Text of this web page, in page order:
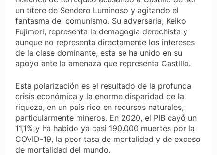
un títere de Sendero Luminoso y agitando el
fantasma del comunismo. Su adversaria, Keiko
Fujimori, representa la demagogia derechista y
aunque no representa directamente los intereses
de la clase dominante, esta se ha unido en su
apoyo ante la amenaza que representa Castillo.
Esta polarización es el resultado de la profunda
crisis económica y la enorme disparidad de la
riqueza, en un país rico en recursos naturales,
particularmente mineros. En 2020, el PIB cayó un
11,1% y ha habido ya casi 190.000 muertes por la
COVID-19, la peor tasa de mortalidad y de exceso
de mortalidad del mundo.